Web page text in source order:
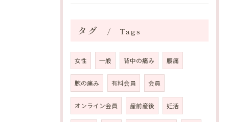
タグ Tags
女性 一般 背中の痛み 腰痛
腕の痛み 有料会員 会員
オンライン会員 産前産後 妊活